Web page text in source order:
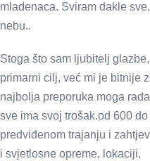
mladenaca. Sviram dakle
nebu..
Stoga što sam ljubitelj
primarni cilj, već mi je bitnije
najbolja preporuka moga
sve ima svoj trošak.od 600
predviđenom trajanju i
i svjetlosne opreme, lokaciji,